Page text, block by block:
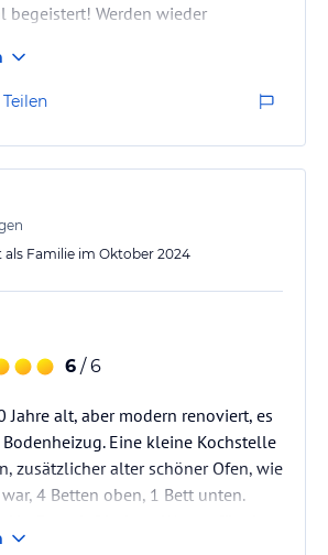
begeistert! Werden wieder
Teilen
als Familie im Oktober 2024
6 / 6
Jahre alt, aber modern renoviert, es
Eine kleine Kochstelle
zusätzlicher alter schöner Ofen, wie
4 Betten oben, 1 Bett unten.
man kann eine gut